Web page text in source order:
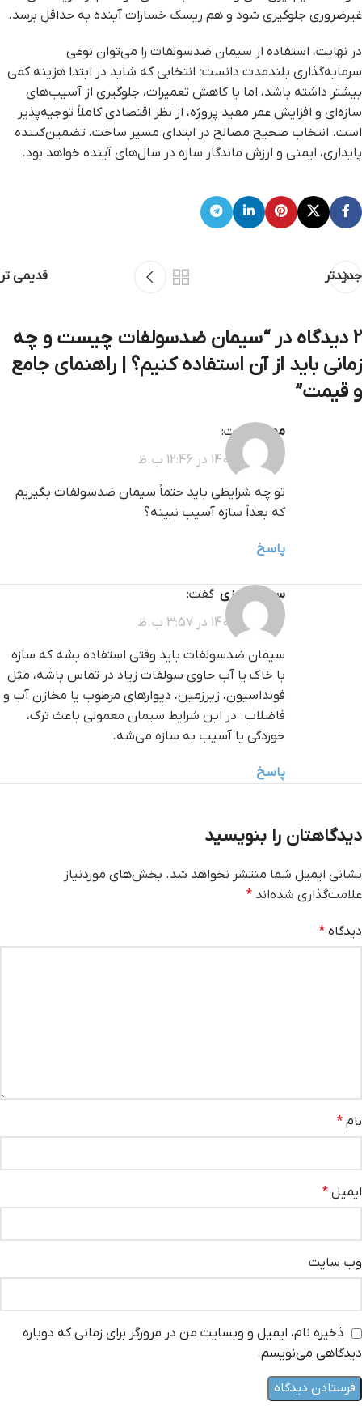
غیرضروری جلوگیری شود و هم ریسک خسارات آینده به حداقل برسد.
در نهایت، استفاده از سیمان ضدسولفات را می‌توان نوعی
سرمایه‌گذاری بلندمدت دانست؛ انتخابی که شاید در ابتدا هزینه کمی
بیشتر داشته باشد، اما با کاهش تعمیرات، جلوگیری از آسیب‌های
سازه‌ای و افزایش عمر مفید پروژه، از نظر اقتصادی کاملاً توجیه‌پذیر
است. انتخاب صحیح مصالح در ابتدای مسیر ساخت، تضمین‌کننده
پایداری، ایمنی و ارزش ماندگار سازه در سال‌های آینده خواهد بود.
جدیدتر قدیمی تر
2 دیدگاه در “
سیمان ضدسولفات چیست و چه
زمانی باید از آن استفاده کنیم؟ | راهنمای جامع
و قیمت”
مهدی
گفت:
4 اسفند 1404 در 12:46 ب.ظ
تو چه شرایطی باید حتماً سیمان ضدسولفات بگیریم
که بعداً سازه آسیب نبینه؟
پاسخ
سینا نوروزی گفت:
4 اسفند 1404 در 3:57 ب.ظ
سیمان ضدسولفات باید وقتی استفاده بشه که سازه
با خاک یا آب حاوی سولفات زیاد در تماس باشه، مثل
فونداسیون، زیرزمین، دیوارهای مرطوب یا مخازن آب و
فاضلاب. در این شرایط سیمان معمولی باعث ترک،
خوردگی یا آسیب به سازه می‌شه.
پاسخ
دیدگاهتان را بنویسید
نشانی ایمیل شما منتشر نخواهد شد. بخش‌های موردنیاز
علامت‌گذاری شده‌اند *
دیدگاه *
نام *
ایمیل *
وب‌ سایت
ذخیره نام، ایمیل و وبسایت من در مرورگر برای زمانی که دوباره
دیدگاهی می‌نویسم.